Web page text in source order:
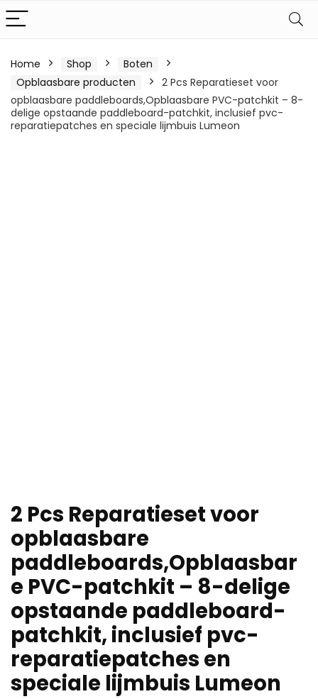
Home Shop
Boten
Opblaasbare producten
2 Pcs Reparatieset voor
opblaasbare paddleboards,Opblaasbare PVC-patchkit – 8-
delige opstaande paddleboard-patchkit, inclusief pvc-
reparatiepatches en speciale lijmbuis Lumeon
2 Pcs Reparatieset voor
opblaasbare
paddleboards,Opblaasbar
e PVC-patchkit – 8-delige
opstaande paddleboard-
patchkit, inclusief pvc-
reparatiepatches en
speciale lijmbuis Lumeon